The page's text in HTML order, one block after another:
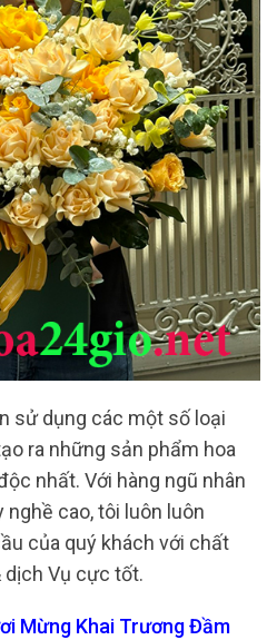
sử dụng các một số loại
ra những sản phẩm hoa
nhất. Với hàng ngũ nhân
nghề cao, tôi luôn luôn
của quý khách với chất
Vụ cực tốt.
Mừng Khai Trương Đầm